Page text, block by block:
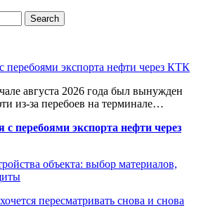
перебоями экспорта нефти через КТК
августа 2026 года был вынужден
из-за перебоев на терминале…
с перебоями экспорта нефти через
объекта: выбор материалов,
пересматривать снова и снова